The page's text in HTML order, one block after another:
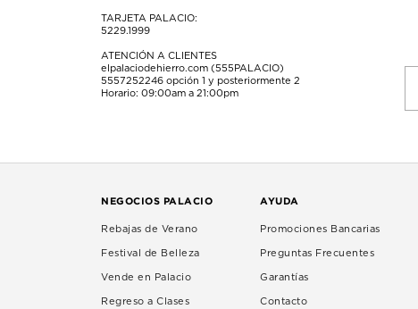
TARJETA PALACIO:
5229.1999
ATENCIÓN A CLIENTES
elpalaciodehierro.com (555PALACIO)
5557252246 opción 1 y posteriormente 2
Horario: 09:00am a 21:00pm
NEGOCIOS PALACIO
Rebajas de Verano
Festival de Belleza
Vende en Palacio
Regreso a Clases
AYUDA
Promociones Bancarias
Preguntas Frecuentes
Garantías
Contacto